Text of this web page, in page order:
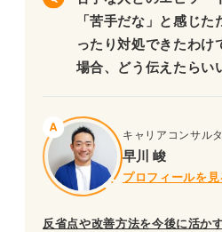
「苦手だな」と感じ
ったり対処できたわけ
場合、どう伝えたらい
キャリアコンサル
早川 峻
プロフィールを見
反省点や改善方法を今後に活か